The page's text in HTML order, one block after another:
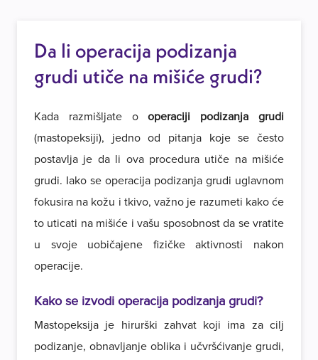
Da li operacija podizanja
grudi utiče na mišiće grudi?
Kada razmišljate ooperaciji podizanja grudi
(mastopeksiji), jedno od pitanja koje se često
postavlja je da li ova procedura utiče na mišiće
grudi. Iako se operacija podizanja grudi uglavnom
fokusira na kožu i tkivo, važno je razumeti kako će
to uticati na mišiće i vašu sposobnost da se vratite
u svoje uobičajene fizičke aktivnosti nakon
operacije.
Kako se izvodi operacija podizanja grudi?
Mastopeksija je hirurški zahvat koji ima za cilj
podizanje, obnavljanje oblika i učvršćivanje grudi,